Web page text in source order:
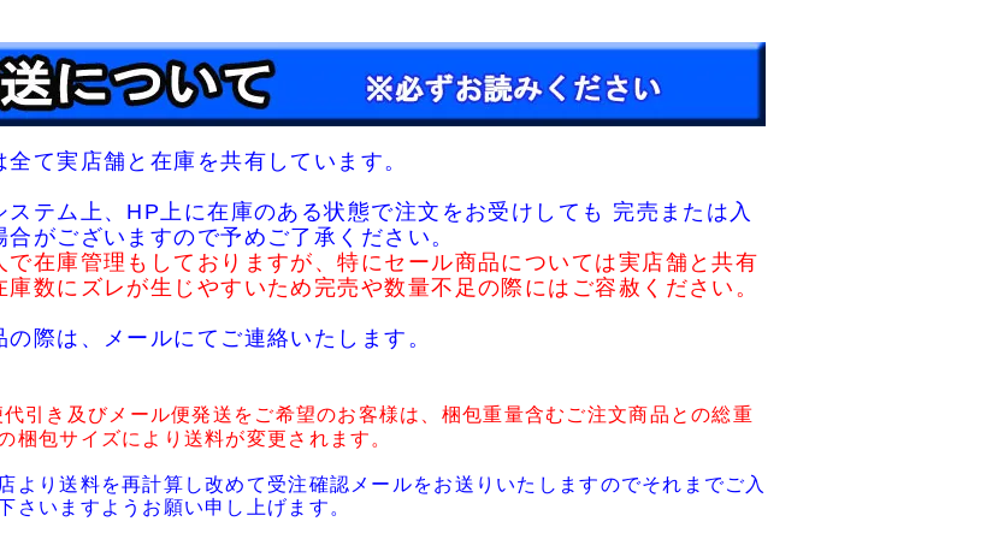
全て実店舗と在庫を共有しています。
ステム上、HP上に在庫のある状態で注文をお受けしても 完売または入
合がございますので予めご了承ください。
在庫管理もしておりますが、特にセール商品については実店舗と共有
庫数にズレが生じやすいため完売や数量不足の際にはご容赦ください。
の際は、メールにてご連絡いたします。
代引き及びメール便発送をご希望のお客様は、梱包重量含むご注文商品との総重
梱包サイズにより送料が変更されます。
より送料を再計算し改めて受注確認メールをお送りいたしますのでそれまでご入
さいますようお願い申し上げます。